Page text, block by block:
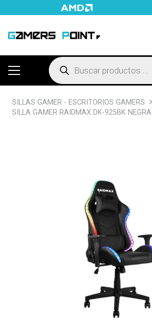
Búsqueda
de
productos
SILLAS GAMER - ESCRITORIOS GAMERS
SILLA GAMER RAIDMAX DK-925BK NEGRA